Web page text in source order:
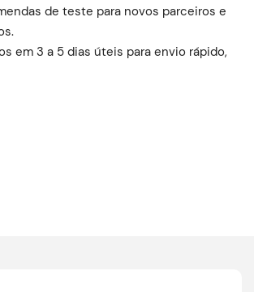
de teste para novos parceiros e
em 3 a 5 dias úteis para envio rápido,